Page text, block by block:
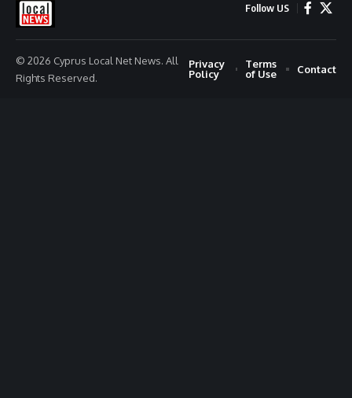
Follow US
© 2026 Cyprus Local Net News. All
Rights Reserved.
Privacy
Policy
Terms
of Use
Contact